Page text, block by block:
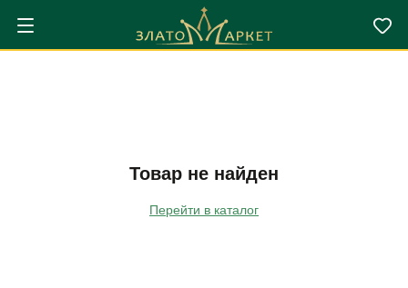
Товар не найден
Перейти в каталог